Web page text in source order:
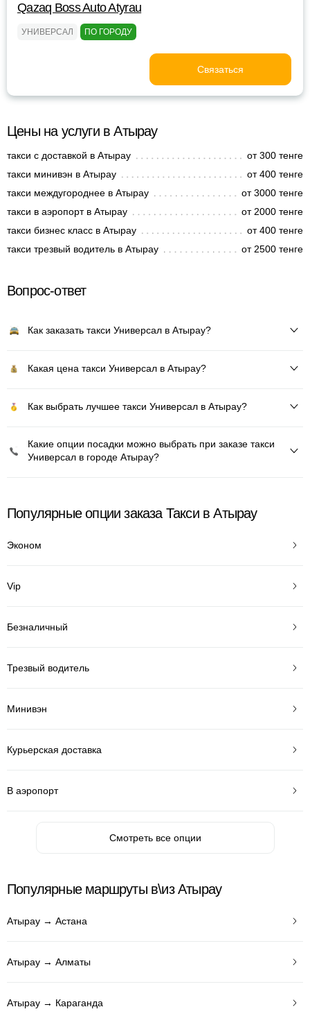
Qazaq Boss Auto Atyrau
УНИВЕРСАЛ ПО ГОРОДУ
Связаться
Цены на услуги в Атырау
такси с доставкой в Атырау
от 300 тенге
такси минивэн в Атырау
от 400 тенге
такси междугороднее в Атырау
от 3000 тенге
такси в аэропорт в Атырау
от 2000 тенге
такси бизнес класс в Атырау
от 400 тенге
такси трезвый водитель в Атырау
от 2500 тенге
Вопрос-ответ
Как заказать такси Универсал в Атырау?
Какая цена такси Универсал в Атырау?
Как выбрать лучшее такси Универсал в Атырау?
Какие опции посадки можно выбрать при заказе такси
Универсал в городе Атырау?
Популярные опции заказа Такси в Атырау
Эконом
Vip
Безналичный
Трезвый водитель
Минивэн
Курьерская доставка
В аэропорт
Смотреть все опции
Популярные маршруты в\из Атырау
Атырау → Астана
Атырау → Алматы
Атырау → Караганда